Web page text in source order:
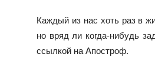
Каждый из нас хоть раз в
но вряд ли когда-нибудь
ссылкой на Апостроф.